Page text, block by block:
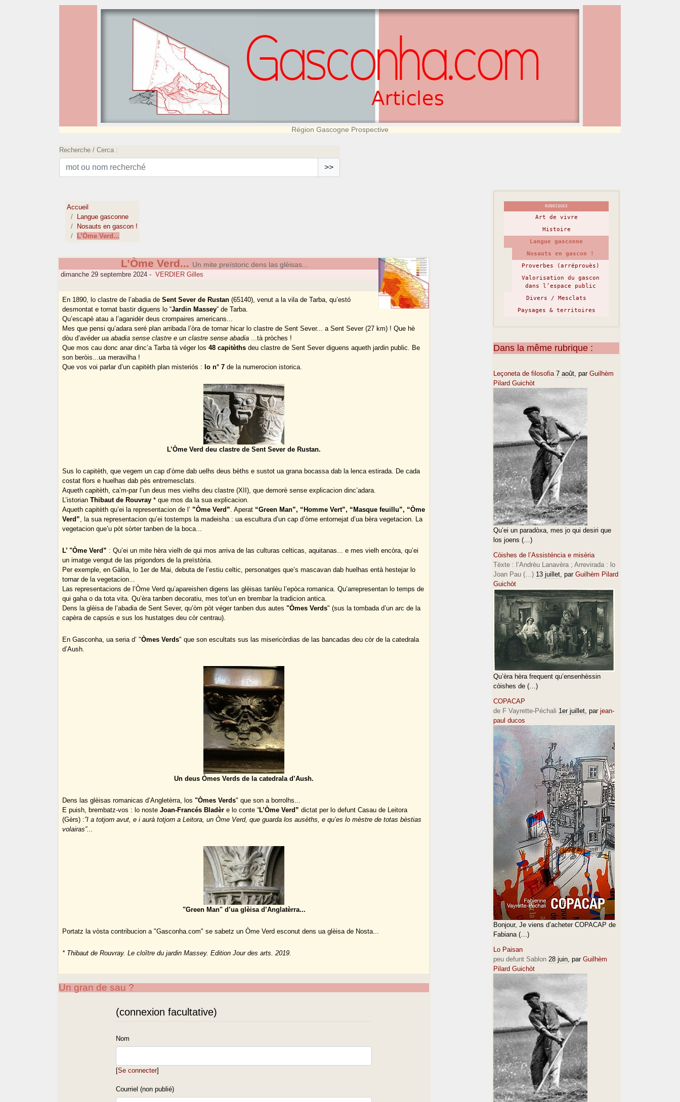
Région Gascogne Prospective
Recherche / Cerca :
>>
Accueil
Langue gasconne
Nosauts en gascon !
L’Òme Verd...
L’Òme Verd... Un mite preïstoric dens las glèisas...
dimanche 29 septembre 2024 - VERDIER Gilles
En 1890, lo clastre de l’abadia deSent Sever de Rustan (65140), venut a la vila de Tarba, qu’estó
desmontat e tornat bastir diguens lo “Jardin Massey” de Tarba.
Qu’escapè atau a l’aganidèr deus crompaires americans...
Mes que pensi qu’adara seré plan arribada l’òra de tornar hicar lo clastre de Sent Sever... a Sent Sever (27 km) ! Que hè
dòu d’avéderua abadia sense clastre e un clastre sense abadia ...tà pròches !
Que mos cau donc anar dinc’a Tarba tà véger los48 capitèths deu clastre de Sent Sever diguens aqueth jardin public. Be
son beròis...ua meravilha !
Que vos voi parlar d’un capitèth plan misteriós : lo n° 7 de la numerocion istorica.
L’Òme Verd deu clastre de Sent Sever de Rustan.
Sus lo capitèth, que vegem un cap d’òme dab uelhs deus bèths e sustot ua grana bocassa dab la lenca estirada. De cada
costat flors e huelhas dab pès entremesclats.
Aqueth capitèth, ca’m-par l’un deus mes vielhs deu clastre (XII), que demorè sense explicacion dinc’adara.
L’istorianThibaut de Rouvray* que mos da la sua explicacion.
Aqueth capitèth qu’ei la representacion de l’ ”Òme Verd”. Aperat “Green Man”, “Homme Vert”, “Masque feuillu”, “Òme
Verd”, la sua representacion qu’ei tostemps la madeisha : ua escultura d’un cap d’òme entornejat d’ua bèra vegetacion. La
vegetacion que’u pòt sòrter tanben de la boca...
L’ "Òme Verd” : Qu’ei un mite hèra vielh de qui mos arriva de las culturas celticas, aquitanas... e mes vielh encòra, qu’ei
un imatge vengut de las prigondors de la preïstòria.
Per exemple, en Gàllia, lo 1er de Mai, debuta de l’estiu celtic, personatges que’s mascavan dab huelhas entà hestejar lo
tornar de la vegetacion...
Las representacions de l’Òme Verd qu’apareishen digens las glèisas tanlèu l’epòca romanica. Qu’arrepresentan lo temps de
qui gaha o da tota vita. Qu’èra tanben decoratiu, mes tot’un en brembar la tradicion antica.
Dens la glèisa de l’abadia de Sent Sever, qu’òm pòt véger tanben dus autes"Òmes Verds" (sus la tombada d’un arc de la
capèra de capsús e sus los hustatges deu còr centrau).
En Gasconha, ua seria d’ "Òmes Verds" que son escultats sus las misericòrdias de las bancadas deu còr de la catedrala
d’Aush.
Un deus Òmes Verds de la catedrala d’Aush.
Dens las glèisas romanicas d’Angletèrra, los"Òmes Verds" que son a borrolhs...
E puish, brembatz-vos : lo nosteJoan-Francés Bladèr e lo conte “L’Òme Verd” dictat per lo defunt Casau de Leitora
(Gèrs) :”I a totjorn avut, e i aurà totjorn a Leitora, un Òme Verd, que guarda los ausèths, e qu’es lo mèstre de totas bèstias
volairas”...
"Green Man" d’ua glèisa d’Anglatèrra...
Portatz la vòsta contribucion a "Gasconha.com" se sabetz un Òme Verd esconut dens ua glèisa de Nosta...
* Thibaut de Rouvray. Le cloître du jardin Massey. Edition Jour des arts. 2019.
Un gran de sau ?
(connexion facultative)
Nom
[Se connecter]
Courriel (non publié)
RUBRIQUES
Art de vivre
Histoire
Langue gasconne
Nosauts en gascon !
Proverbes (arréprouès)
Valorisation du gascon
dans l’espace public
Divers / Mesclats
Paysages & territoires
Dans la même rubrique :
Leçoneta de filosofia 7 août, par Guilhèm
Pilard Guichòt
Qu’ei un paradòxa, mes jo qui desiri que
los joens (…)
Còishes de l’Assisténcia e misèria
Tèxte : l’Andrèu Lanavèra ; Arrevirada : lo
Joan Pau (…) 13 juillet, par Guilhèm Pilard
Guichòt
Qu’èra hèra frequent qu’ensenhèssin
còishes de (…)
COPACAP
de F Vayrette-Péchali 1er juillet, par jean-
paul ducos
Bonjour, Je viens d’acheter COPACAP de
Fabiana (…)
Lo Paisan
peu defunt Sablon 28 juin, par Guilhèm
Pilard Guichòt